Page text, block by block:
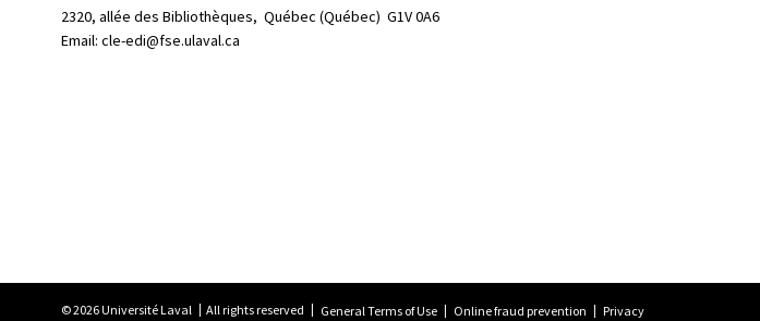
2320, allée des Bibliothèques, Québec (Québec)  G1V 0A6
Email: cle-edi@fse.ulaval.ca
© 2026 Université Laval All rights reserved General Terms of Use Online fraud prevention Privacy